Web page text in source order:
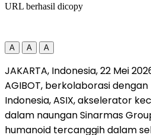
URL berhasil dicopy
A A A
JAKARTA, Indonesia, 22 Mei
AGIBOT, berkolaborasi
Indonesia, ASIX, akselerator
dalam naungan Sinarmas
humanoid tercanggih dalam